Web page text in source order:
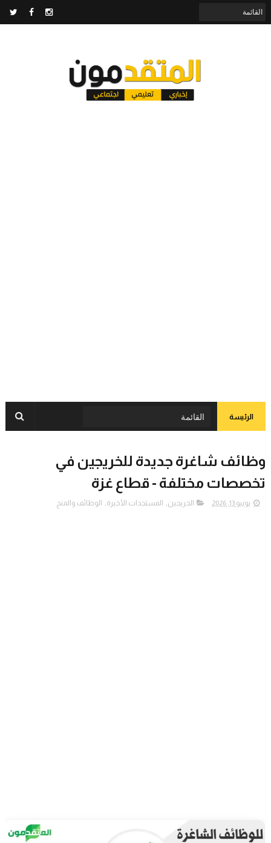
الرئيسة
وظائف شاغرة جديدة للخريجين في
تخصصات مختلفة - قطاع غزة
يونيو 13, 2026 الخريجين, المستجدات الأخيرة, الوظائف والمنح